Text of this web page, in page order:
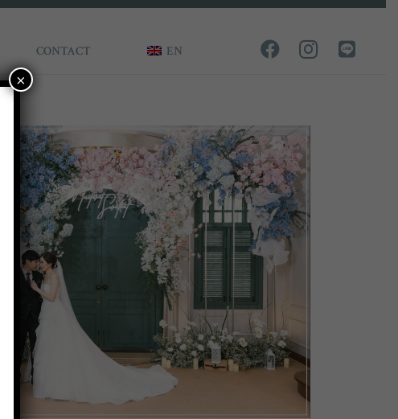
CONTACT EN
×